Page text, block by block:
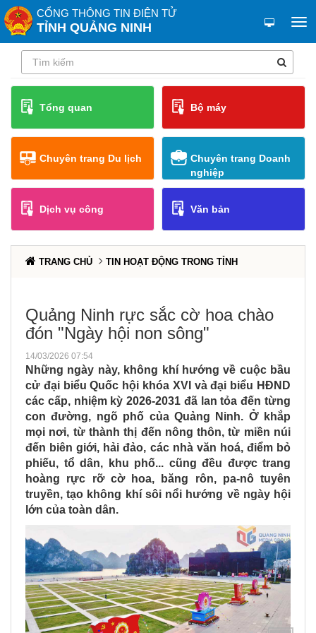
CỔNG THÔNG TIN ĐIỆN TỬ
TỈNH QUẢNG NINH
Tổng quan Bộ máy
Chuyên trang Du lịch
Chuyên trang Doanh
nghiệp
Dịch vụ công Văn bản
TRANG CHỦ TIN HOẠT ĐỘNG TRONG TỈNH
Quảng Ninh rực sắc cờ hoa chào
đón "Ngày hội non sông"
14/03/2026 07:54
Những ngày này, không khí hướng về cuộc bầu
cử đại biểu Quốc hội khóa XVI và đại biểu HĐND
các cấp, nhiệm kỳ 2026-2031 đã lan tỏa đến từng
con đường, ngõ phố của Quảng Ninh. Ở khắp
mọi nơi, từ thành thị đến nông thôn, từ miền núi
đến biên giới, hải đảo, các nhà văn hoá, điểm bỏ
phiếu, tổ dân, khu phố... cũng đều được trang
hoàng rực rỡ cờ hoa, băng rôn, pa-nô tuyên
truyền, tạo không khí sôi nổi hướng về ngày hội
lớn của toàn dân.